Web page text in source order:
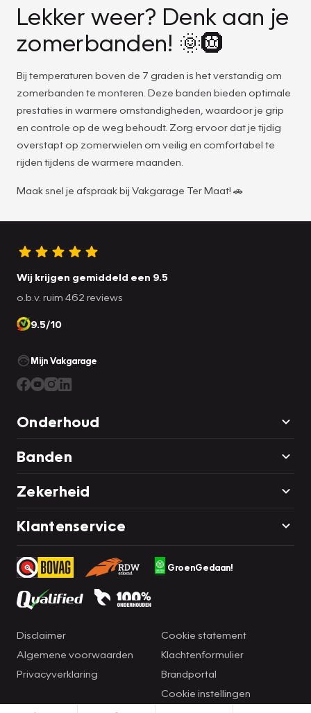
Lekker weer? Denk aan je
zomerbanden! 🌞🛞
Bij temperaturen boven de 7 graden is het verstandig om
zomerbanden te monteren. Deze banden bieden optimale
prestaties in warmere omstandigheden, waardoor je grip
en controle op de weg behoudt. Zorg ervoor dat je tijdig
overstapt op zomerwielen om veilig en comfortabel te
rijden tijdens de warmere maanden.
Maak snel je afspraak bij Vakgarage Ter Maat! 🚗
Wij krijgen gemiddeld een 9.5
o.b.v. ruim 462 reviews
9.5/10
Mijn Vakgarage
Onderhoud
Banden
Zekerheid
Klantenservice
GroenGedaan!
Disclaimer
Algemene voorwaarden
Privacyverklaring
Cookie statement
Klachtenformulier
Brandportal
Cookie instellingen